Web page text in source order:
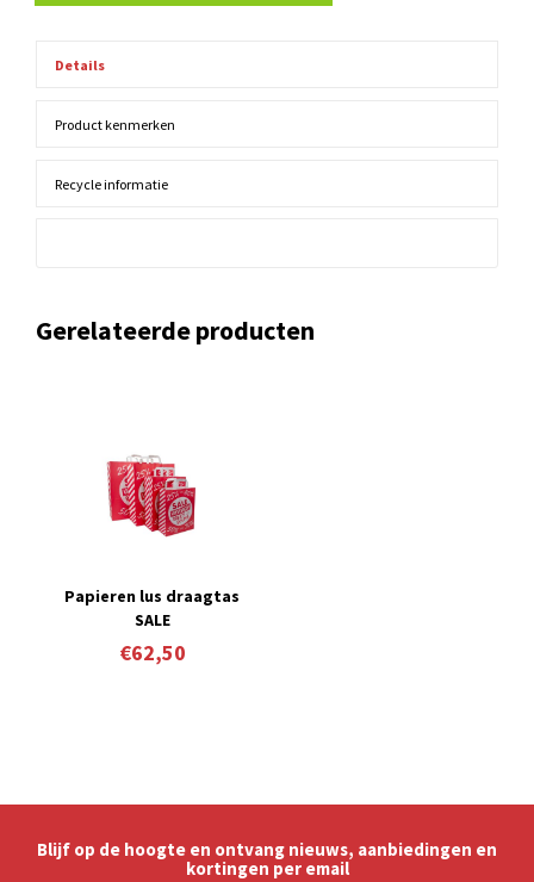
Details
Product kenmerken
Recycle informatie
Gerelateerde producten
Papieren lus draagtas
SALE
€62,50
Blijf op de hoogte en ontvang nieuws, aanbiedingen en
kortingen per email